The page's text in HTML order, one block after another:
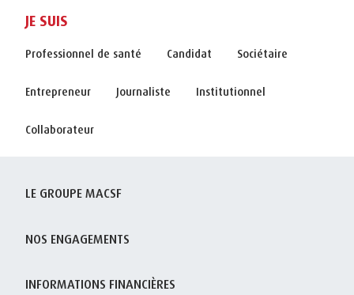
JE SUIS
Professionnel de santé Candidat Sociétaire
Entrepreneur Journaliste Institutionnel
Collaborateur
LE GROUPE MACSF
NOS ENGAGEMENTS
INFORMATIONS FINANCIÈRES